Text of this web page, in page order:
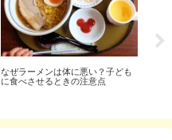
なぜラーメンは体に悪い？子ども
に食べさせるときの注意点